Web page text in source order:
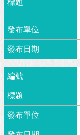
台
北
通
陳
系
公
民
參